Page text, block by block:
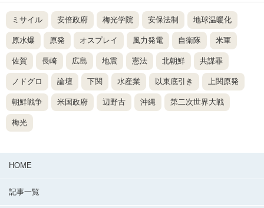
ミサイル 安倍政府 梅光学院 安保法制 地球温暖化
原水爆 原発 オスプレイ 風力発電 自衛隊 米軍
佐賀 長崎 広島 地震 憲法 北朝鮮 共謀罪
ノドグロ 論壇 下関 水産業 以東底引き 上関原発
朝鮮戦争 米国政府 辺野古 沖縄 第二次世界大戦
梅光
HOME
記事一覧